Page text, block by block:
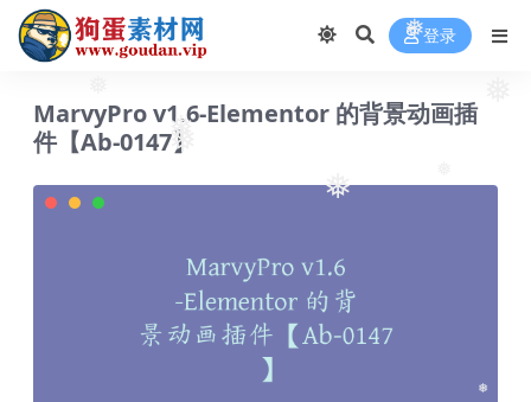
❅
❅
❅
❅
❅
❅
❅
登录
MarvyPro v1.6-Elementor 的背景动画插
件【Ab-0147】